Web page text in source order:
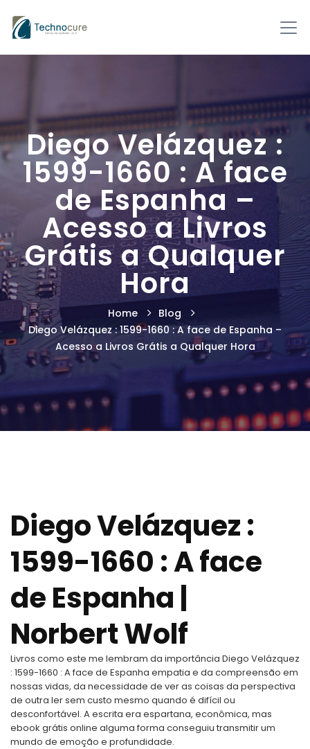
Diego Velázquez :
1599-1660 : A face
de Espanha –
Acesso a Livros
Grátis a Qualquer
Hora
Home
Blog
Diego Velázquez : 1599-1660 : A face de Espanha –
Acesso a Livros Grátis a Qualquer Hora
Diego Velázquez :
1599-1660 : A face
de Espanha |
Norbert Wolf
Livros como este me lembram da importância Diego Velázquez
: 1599-1660 : A face de Espanha empatia e da compreensão em
nossas vidas, da necessidade de ver as coisas da perspectiva
de outra ler sem custo mesmo quando é difícil ou
desconfortável. A escrita era espartana, econômica, mas
ebook grátis online alguma forma conseguiu transmitir um
mundo de emoção e profundidade.